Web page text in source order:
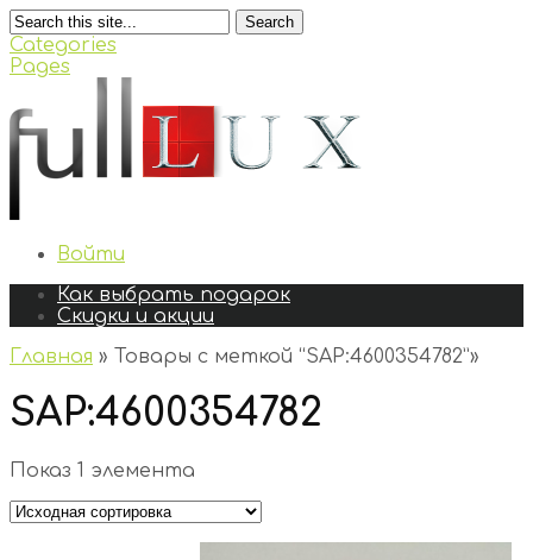
Search
Categories
Pages
Войти
Как выбрать подарок
Скидки и акции
Главная » Товары с меткой “SAP:4600354782”»
SAP:4600354782
Показ 1 элемента